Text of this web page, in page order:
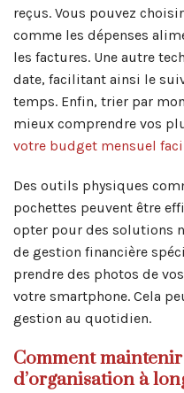
reçus. Vous pouvez
comme les dépenses
les factures. Une autre
date, facilitant ainsi le
temps. Enfin, trier par
mieux comprendre vos
votre budget mensuel
Des outils physiques
pochettes peuvent être
opter pour des solutions
de gestion financière
prendre des photos de
votre smartphone. Cela
gestion au quotidien.
Comment
d’organisation à